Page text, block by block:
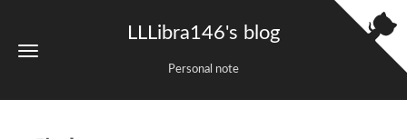
LLLibra146's blog
Personal note